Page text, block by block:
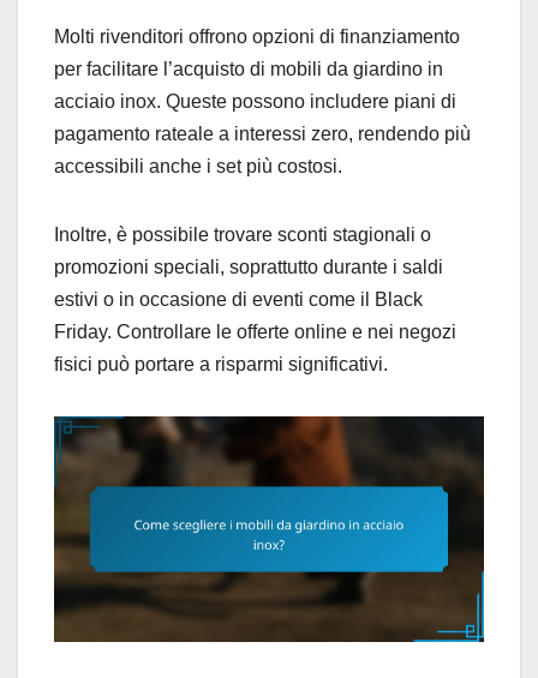
Molti rivenditori offrono opzioni di finanziamento
per facilitare l’acquisto di mobili da giardino in
acciaio inox. Queste possono includere piani di
pagamento rateale a interessi zero, rendendo più
accessibili anche i set più costosi.
Inoltre, è possibile trovare sconti stagionali o
promozioni speciali, soprattutto durante i saldi
estivi o in occasione di eventi come il Black
Friday. Controllare le offerte online e nei negozi
fisici può portare a risparmi significativi.